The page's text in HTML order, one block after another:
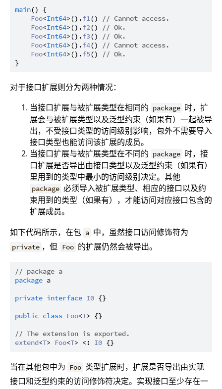
main() {
Foo<Int64>().f1()
// Cannot access.
Foo<Int64>().f2()
// Ok.
Foo<Int64>().f3()
// Ok.
Foo<Int64>().f4()
// Cannot access.
Foo<Int64>().f5()
// Ok.
对于接口扩展则分为两种情况：
当接口扩展与被扩展类型在相同的 package 时，扩
展会与被扩展类型以及泛型约束（如果有）一起被导
出，不受接口类型的访问级别影响，包外不需要导入
接口类型也能访问该扩展的成员。
当接口扩展与被扩展类型在不同的 package 时，接
口扩展是否导出由接口类型以及泛型约束（如果有）
里用到的类型中最小的访问级别决定。其他
package 必须导入被扩展类型、相应的接口以及约
束用到的类型（如果有），才能访问对应接口包含的
扩展成员。
如下代码所示，在包 a 中，虽然接口访问修饰符为
private ，但 Foo 的扩展仍然会被导出。
// package a
package a
private interface I0 {}
public class Foo<T> {}
// The extension is exported.
extend<T> Foo<T> <: I0
当在其他包中为 Foo 类型扩展时，扩展是否导出由实现
接口和泛型约束的访问修饰符决定。实现接口至少存在一